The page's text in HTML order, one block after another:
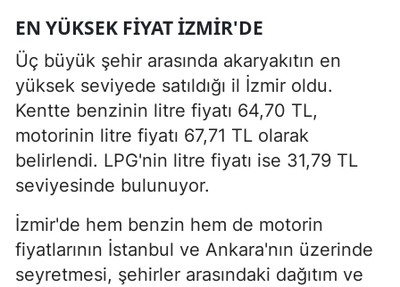
EN YÜKSEK FIYAT İZMIR'DE
Üç büyük şehir arasında akaryakıtın en
yüksek seviyede satıldığı il İzmir oldu.
Kentte benzinin litre fiyatı 64,70 TL,
motorinin litre fiyatı 67,71 TL olarak
belirlendi. LPG'nin litre fiyatı ise 31,79 TL
seviyesinde bulunuyor.
İzmir'de hem benzin hem de motorin
fiyatlarının İstanbul ve Ankara'nın üzerinde
seyretmesi, şehirler arasındaki dağıtım ve